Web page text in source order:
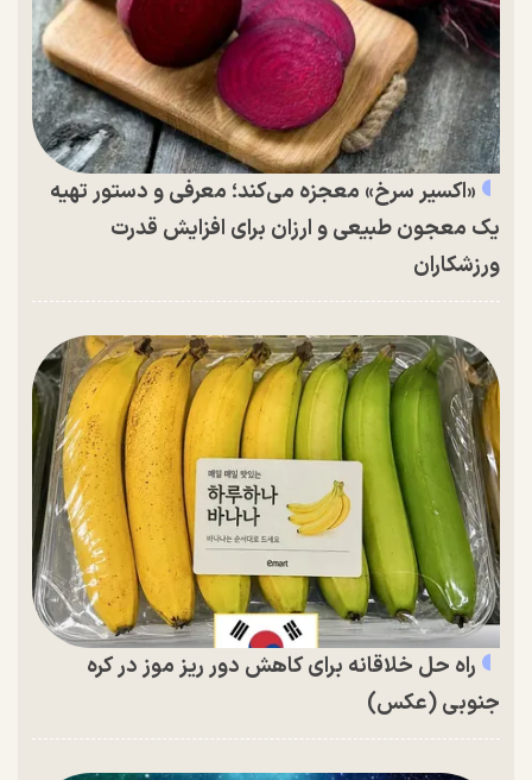
«اکسیر سرخ» معجزه می‌کند؛ معرفی و دستور تهیه
یک معجون طبیعی و ارزان برای افزایش قدرت
ورزشکاران
راه حل خلاقانه برای کاهش دور ریز موز در کره
جنوبی (عکس)